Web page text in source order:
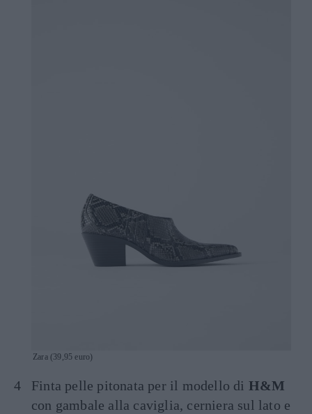
Zara (39,95 euro)
Finta pelle pitonata per il modello di H&M
con gambale alla caviglia, cerniera sul lato e